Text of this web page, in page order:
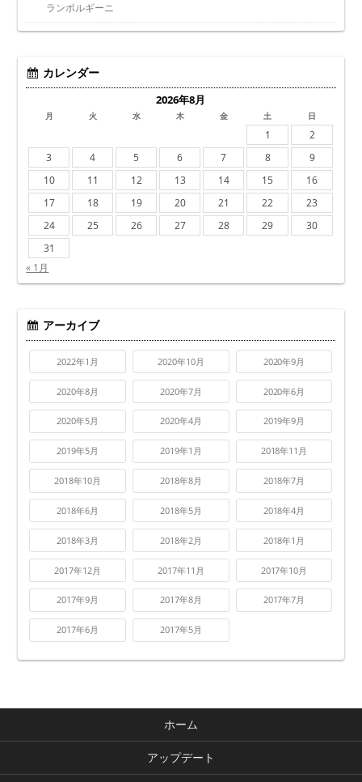
ランボルギーニ
カレンダー
2026年8月
月 火 水 木 金 土 日
1
2
3
4 5 6 7 8
9
10
11 12 13 14 15
16
17
18 19 20 21 22
23
24
25 26 27 28 29
30
31
« 1月
アーカイブ
2022年1月 2020年10月 2020年9月
2020年8月 2020年7月 2020年6月
2020年5月 2020年4月 2019年9月
2019年5月 2019年1月 2018年11月
2018年10月 2018年8月 2018年7月
2018年6月 2018年5月 2018年4月
2018年3月 2018年2月 2018年1月
2017年12月 2017年11月 2017年10月
2017年9月 2017年8月 2017年7月
2017年6月 2017年5月
ホーム
アップデート